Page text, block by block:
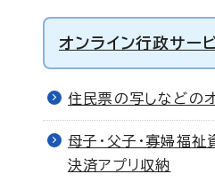
オンライン行政サー
住民票の写しなどの
母子・父子・寡婦福
決済アプリ収納